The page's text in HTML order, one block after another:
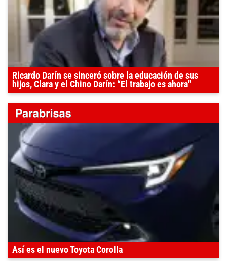
Ricardo Darín se sinceró sobre la educación de sus
hijos, Clara y el Chino Darín: “El trabajo es ahora"
Así es el nuevo Toyota Corolla